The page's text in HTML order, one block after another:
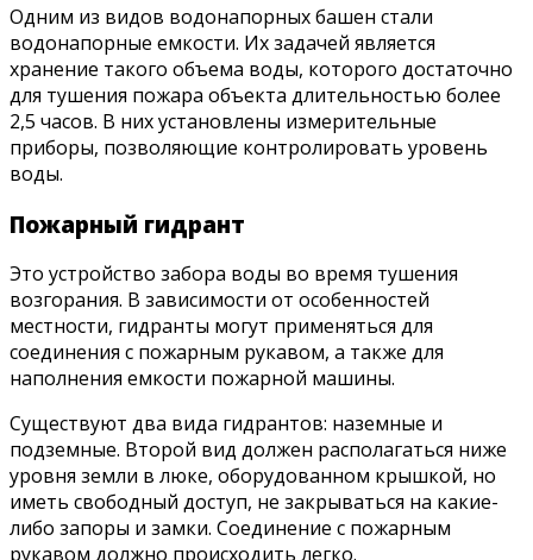
Одним из видов водонапорных башен стали
водонапорные емкости. Их задачей является
хранение такого объема воды, которого достаточно
для тушения пожара объекта длительностью более
2,5 часов. В них установлены измерительные
приборы, позволяющие контролировать уровень
воды.
Пожарный гидрант
Это устройство забора воды во время тушения
возгорания. В зависимости от особенностей
местности, гидранты могут применяться для
соединения с пожарным рукавом, а также для
наполнения емкости пожарной машины.
Существуют два вида гидрантов: наземные и
подземные. Второй вид должен располагаться ниже
уровня земли в люке, оборудованном крышкой, но
иметь свободный доступ, не закрываться на какие-
либо запоры и замки. Соединение с пожарным
рукавом должно происходить легко.